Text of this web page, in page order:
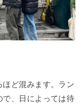
ど混みます。ラン
で、日によっては待